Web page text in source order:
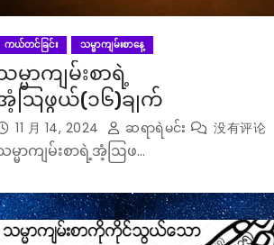
ကယ်တင်ခြင်း သမ္မာကျမ်းစာနေ့
မ္မာကျမ်းစာရဲ့
ဩဖွယ်(၁၆)ချက်
11 月 14, 2024 ဆရာရဲမင်း 没有评论
မ္မာကျမ်းစာရဲ့အံ့ဩဖ…